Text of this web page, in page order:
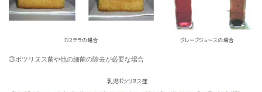
③ボツリヌス菌や他の細菌の除去が必要な場合